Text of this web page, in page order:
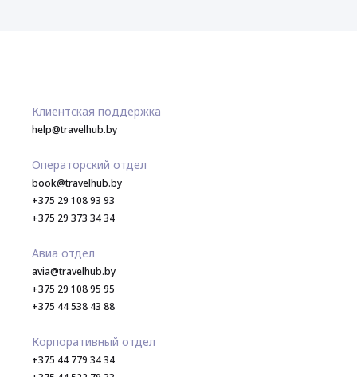
Клиентская поддержка
help@travelhub.by
Операторский отдел
book@travelhub.by
+375 29 108 93 93
+375 29 373 34 34
Авиа отдел
avia@travelhub.by
+375 29 108 95 95
+375 44 538 43 88
Корпоративный отдел
+375 44 779 34 34